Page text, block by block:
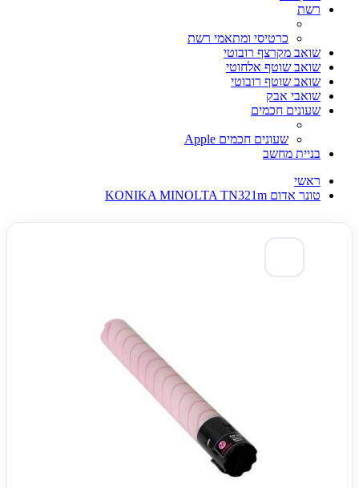
רשת
כרטיסי ומתאמי רשת
שואב מקרצף רובוטי
שואב שוטף אלחוטי
שואב שוטף רובוטי
שואבי אבק
שעונים חכמים
שעונים חכמים Apple
בניית מחשב
ראשי
טונר אדום KONIKA MINOLTA TN321m